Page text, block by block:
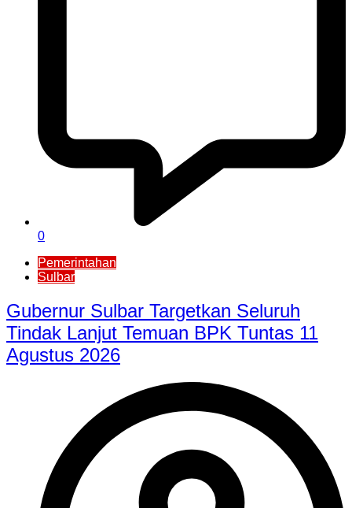
0
Pemerintahan
Sulbar
Gubernur Sulbar Targetkan Seluruh
Tindak Lanjut Temuan BPK Tuntas 11
Agustus 2026